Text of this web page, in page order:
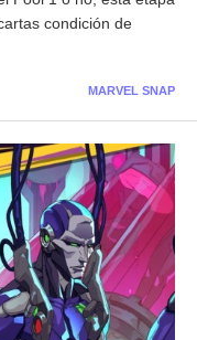
condición de
MARVEL SNAP